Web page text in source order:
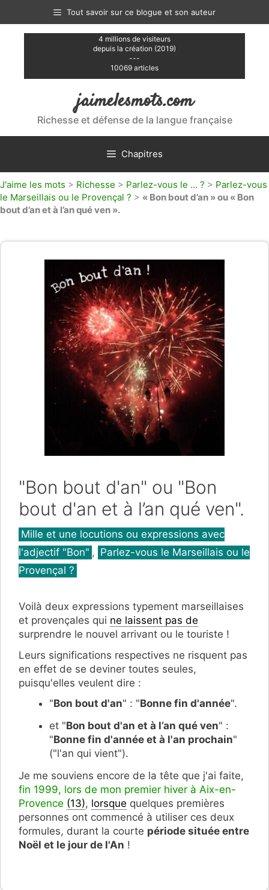
contenu
Tout savoir sur ce blogue et son auteur
4 millions de visiteurs
depuis la création (2019)
---
10069 articles
jaimelesmots.com
Richesse et défense de la langue française
Chapitres
J'aime les mots > Richesse > Parlez-vous le ... ? > Parlez-vous
le Marseillais ou le Provençal ? > « Bon bout d’an » ou « Bon
bout d’an et à l’an qué ven ».
"Bon bout d'an" ou "Bon
bout d'an et à l’an qué ven".
Catégories
Mille et une locutions ou expressions avec
l'adjectif "Bon" , Parlez-vous le Marseillais ou le
Provençal ?
Voilà deux expressions typement marseillaises
et provençales qui ne laissent pas de
surprendre le nouvel arrivant ou le touriste !
Leurs significations respectives ne risquent pas
en effet de se deviner toutes seules,
puisqu'elles veulent dire :
"Bon bout d'an" : "Bonne fin d'année".
et "Bon bout d'an et à l’an qué ven" :
"Bonne fin d'année et à l'an prochain"
("l'an qui vient").
Je me souviens encore de la tête que j'ai faite,
fin 1999, lors de mon premier hiver à Aix-en-
Provence (13), lorsque quelques premières
personnes ont commencé à utiliser ces deux
formules, durant la courte période située entre
Noël et le jour de l'An !